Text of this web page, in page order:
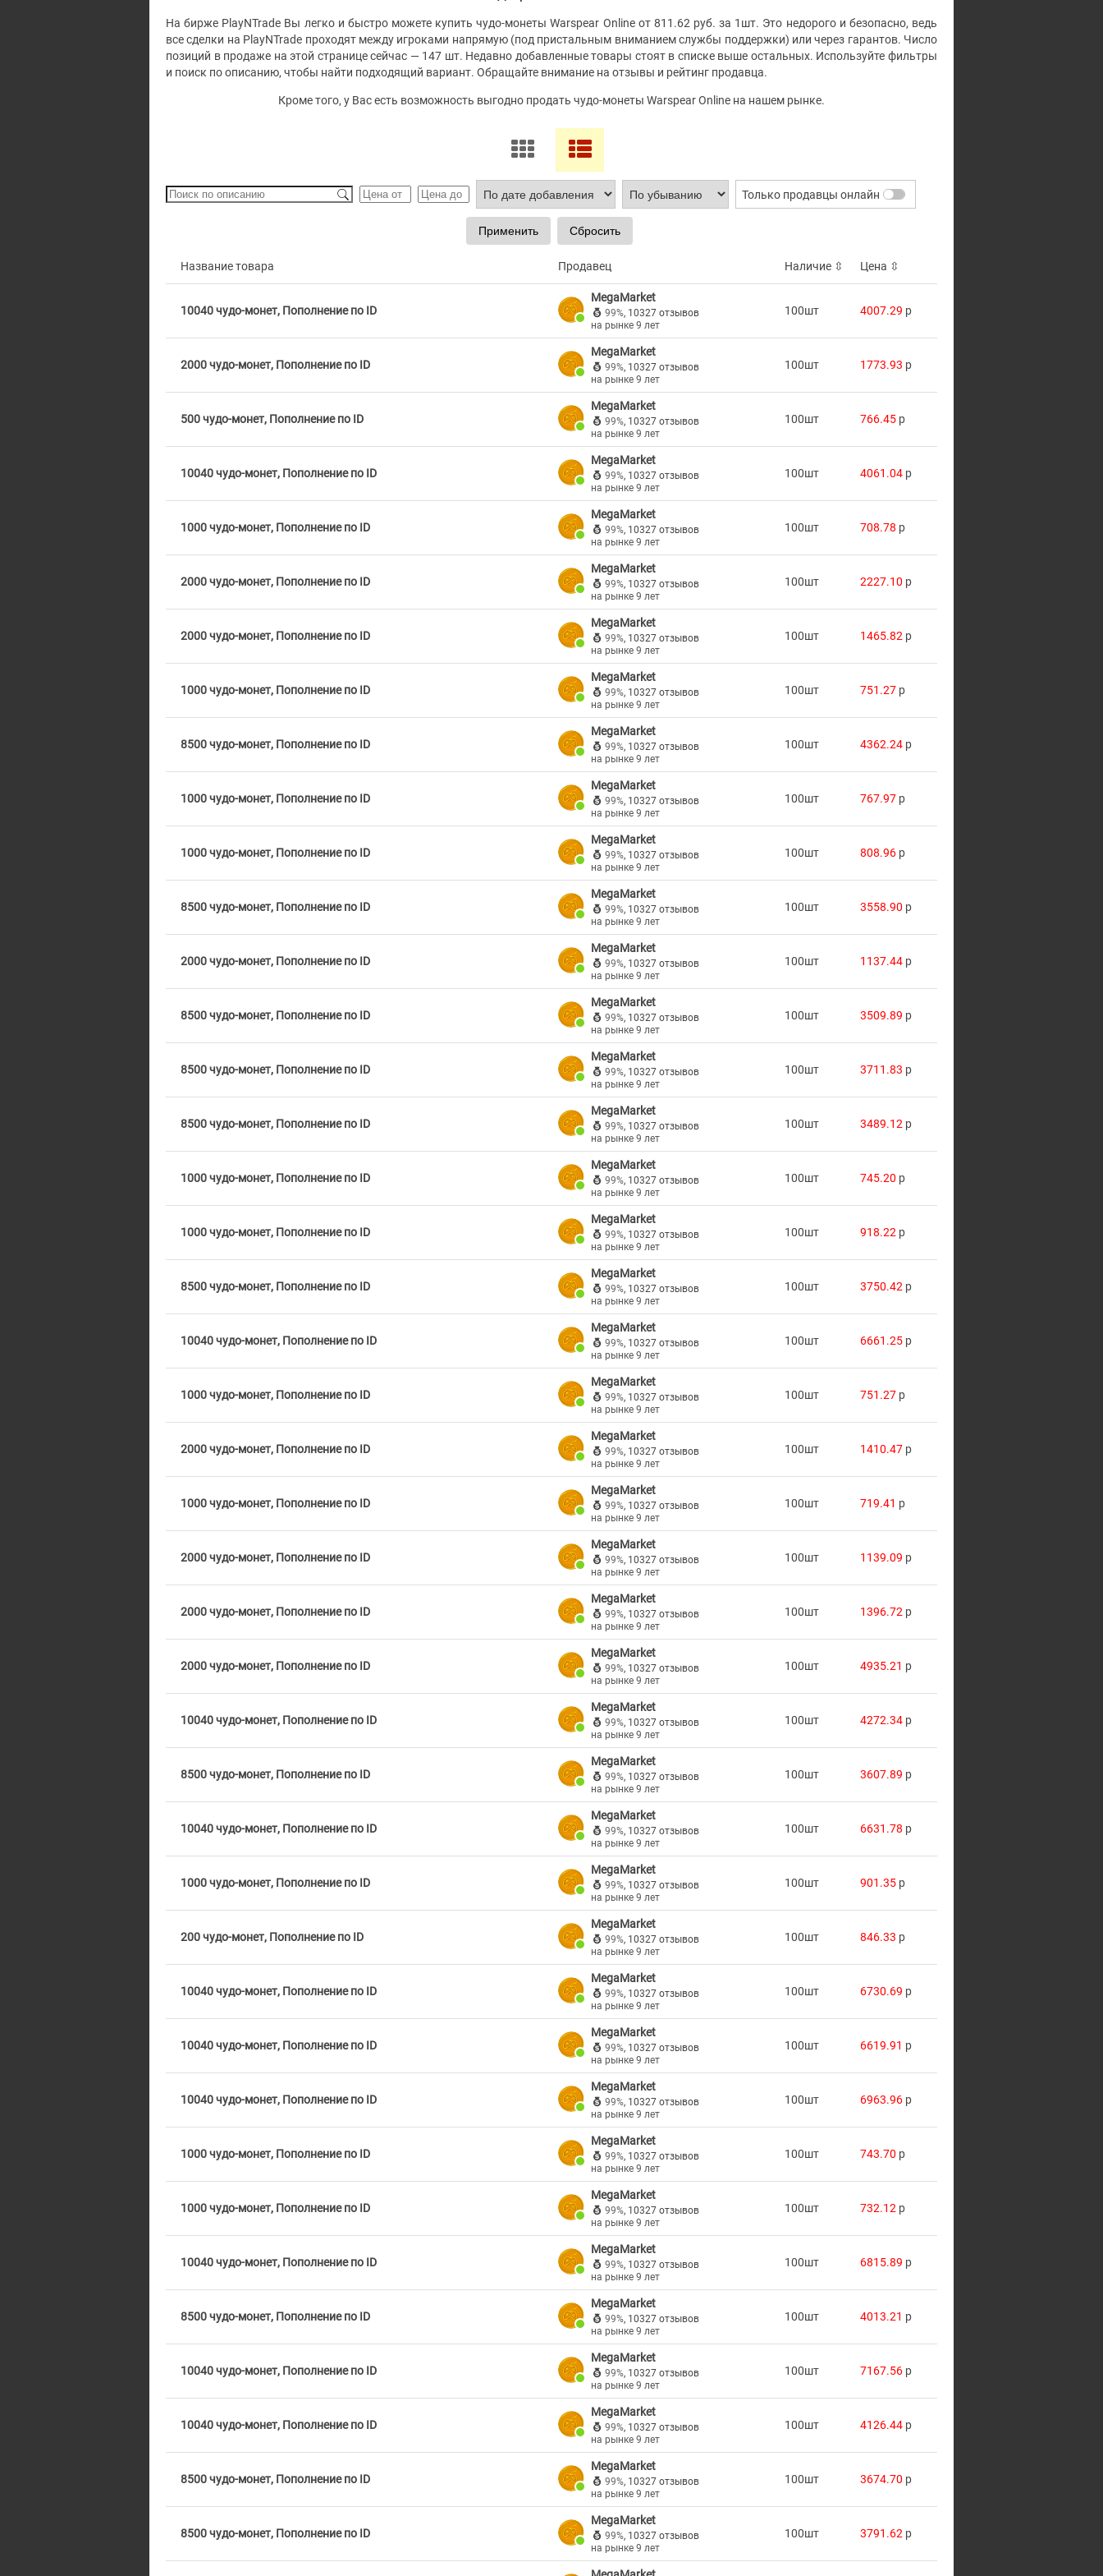
На бирже PlayNTrade Вы легко и быстро можете купить чудо-монеты Warspear Online от 811.62 руб. за 1шт. Это недорого и безопасно, ведь
все сделки на PlayNTrade проходят между игроками напрямую (под пристальным вниманием службы поддержки) или через гарантов. Число
позиций в продаже на этой странице сейчас — 147 шт. Недавно добавленные товары стоят в списке выше остальных. Используйте фильтры
и поиск по описанию, чтобы найти подходящий вариант. Обращайте внимание на отзывы и рейтинг продавца.
Кроме того, у Вас есть возможность выгодно продать чудо-монеты Warspear Online на нашем рынке.
Только продавцы онлайн
Название товара Продавец Наличие ⇳ Цена ⇳
10040 чудо-монет, Пополнение по ID
MegaMarket
99%, 10327 отзывов
на рынке 9 лет
100шт 4007.29 p
2000 чудо-монет, Пополнение по ID
MegaMarket
99%, 10327 отзывов
на рынке 9 лет
100шт 1773.93 p
500 чудо-монет, Пополнение по ID
MegaMarket
99%, 10327 отзывов
на рынке 9 лет
100шт 766.45 p
10040 чудо-монет, Пополнение по ID
MegaMarket
99%, 10327 отзывов
на рынке 9 лет
100шт 4061.04 p
1000 чудо-монет, Пополнение по ID
MegaMarket
99%, 10327 отзывов
на рынке 9 лет
100шт 708.78 p
2000 чудо-монет, Пополнение по ID
MegaMarket
99%, 10327 отзывов
на рынке 9 лет
100шт 2227.10 p
2000 чудо-монет, Пополнение по ID
MegaMarket
99%, 10327 отзывов
на рынке 9 лет
100шт 1465.82 p
1000 чудо-монет, Пополнение по ID
MegaMarket
99%, 10327 отзывов
на рынке 9 лет
100шт 751.27 p
8500 чудо-монет, Пополнение по ID
MegaMarket
99%, 10327 отзывов
на рынке 9 лет
100шт 4362.24 p
1000 чудо-монет, Пополнение по ID
MegaMarket
99%, 10327 отзывов
на рынке 9 лет
100шт 767.97 p
1000 чудо-монет, Пополнение по ID
MegaMarket
99%, 10327 отзывов
на рынке 9 лет
100шт 808.96 p
8500 чудо-монет, Пополнение по ID
MegaMarket
99%, 10327 отзывов
на рынке 9 лет
100шт 3558.90 p
2000 чудо-монет, Пополнение по ID
MegaMarket
99%, 10327 отзывов
на рынке 9 лет
100шт 1137.44 p
8500 чудо-монет, Пополнение по ID
MegaMarket
99%, 10327 отзывов
на рынке 9 лет
100шт 3509.89 p
8500 чудо-монет, Пополнение по ID
MegaMarket
99%, 10327 отзывов
на рынке 9 лет
100шт 3711.83 p
8500 чудо-монет, Пополнение по ID
MegaMarket
99%, 10327 отзывов
на рынке 9 лет
100шт 3489.12 p
1000 чудо-монет, Пополнение по ID
MegaMarket
99%, 10327 отзывов
на рынке 9 лет
100шт 745.20 p
1000 чудо-монет, Пополнение по ID
MegaMarket
99%, 10327 отзывов
на рынке 9 лет
100шт 918.22 p
8500 чудо-монет, Пополнение по ID
MegaMarket
99%, 10327 отзывов
на рынке 9 лет
100шт 3750.42 p
10040 чудо-монет, Пополнение по ID
MegaMarket
99%, 10327 отзывов
на рынке 9 лет
100шт 6661.25 p
1000 чудо-монет, Пополнение по ID
MegaMarket
99%, 10327 отзывов
на рынке 9 лет
100шт 751.27 p
2000 чудо-монет, Пополнение по ID
MegaMarket
99%, 10327 отзывов
на рынке 9 лет
100шт 1410.47 p
1000 чудо-монет, Пополнение по ID
MegaMarket
99%, 10327 отзывов
на рынке 9 лет
100шт 719.41 p
2000 чудо-монет, Пополнение по ID
MegaMarket
99%, 10327 отзывов
на рынке 9 лет
100шт 1139.09 p
2000 чудо-монет, Пополнение по ID
MegaMarket
99%, 10327 отзывов
на рынке 9 лет
100шт 1396.72 p
2000 чудо-монет, Пополнение по ID
MegaMarket
99%, 10327 отзывов
на рынке 9 лет
100шт 4935.21 p
10040 чудо-монет, Пополнение по ID
MegaMarket
99%, 10327 отзывов
на рынке 9 лет
100шт 4272.34 p
8500 чудо-монет, Пополнение по ID
MegaMarket
99%, 10327 отзывов
на рынке 9 лет
100шт 3607.89 p
10040 чудо-монет, Пополнение по ID
MegaMarket
99%, 10327 отзывов
на рынке 9 лет
100шт 6631.78 p
1000 чудо-монет, Пополнение по ID
MegaMarket
99%, 10327 отзывов
на рынке 9 лет
100шт 901.35 p
200 чудо-монет, Пополнение по ID
MegaMarket
99%, 10327 отзывов
на рынке 9 лет
100шт 846.33 p
10040 чудо-монет, Пополнение по ID
MegaMarket
99%, 10327 отзывов
на рынке 9 лет
100шт 6730.69 p
10040 чудо-монет, Пополнение по ID
MegaMarket
99%, 10327 отзывов
на рынке 9 лет
100шт 6619.91 p
10040 чудо-монет, Пополнение по ID
MegaMarket
99%, 10327 отзывов
на рынке 9 лет
100шт 6963.96 p
1000 чудо-монет, Пополнение по ID
MegaMarket
99%, 10327 отзывов
на рынке 9 лет
100шт 743.70 p
1000 чудо-монет, Пополнение по ID
MegaMarket
99%, 10327 отзывов
на рынке 9 лет
100шт 732.12 p
10040 чудо-монет, Пополнение по ID
MegaMarket
99%, 10327 отзывов
на рынке 9 лет
100шт 6815.89 p
8500 чудо-монет, Пополнение по ID
MegaMarket
99%, 10327 отзывов
на рынке 9 лет
100шт 4013.21 p
10040 чудо-монет, Пополнение по ID
MegaMarket
99%, 10327 отзывов
на рынке 9 лет
100шт 7167.56 p
10040 чудо-монет, Пополнение по ID
MegaMarket
99%, 10327 отзывов
на рынке 9 лет
100шт 4126.44 p
8500 чудо-монет, Пополнение по ID
MegaMarket
99%, 10327 отзывов
на рынке 9 лет
100шт 3674.70 p
8500 чудо-монет, Пополнение по ID
MegaMarket
99%, 10327 отзывов
на рынке 9 лет
100шт 3791.62 p